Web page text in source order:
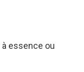
essence ou